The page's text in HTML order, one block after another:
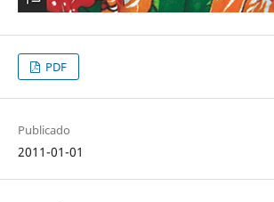
PDF
Publicado
2011-01-01